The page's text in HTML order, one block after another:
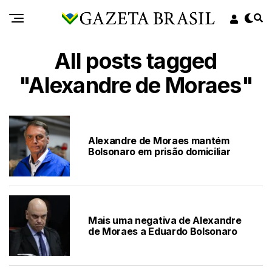
All posts tagged
"Alexandre de Moraes"
Alexandre de Moraes mantém
Bolsonaro em prisão domiciliar
Mais uma negativa de Alexandre
de Moraes a Eduardo Bolsonaro